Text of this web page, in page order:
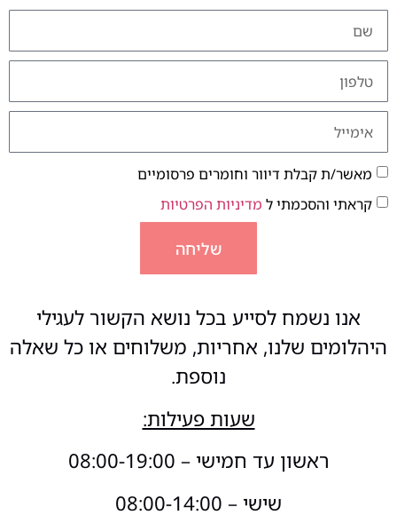
מאשר/ת קבלת דיוור וחומרים פרסומיים
קראתי והסכמתי ל מדיניות הפרטיות
שליחה
אנו נשמח לסייע בכל נושא הקשור לעגילי
היהלומים שלנו, אחריות, משלוחים או כל שאלה
נוספת.
שעות פעילות:
ראשון עד חמישי – 08:00-19:00
שישי – 08:00-14:00